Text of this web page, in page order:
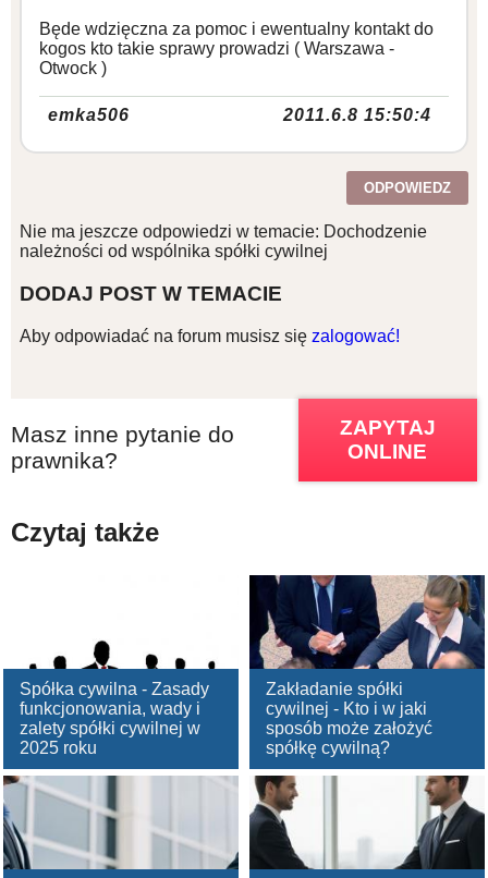
Będe wdzięczna za pomoc i ewentualny kontakt do
kogos kto takie sprawy prowadzi ( Warszawa -
Otwock )
emka506 2011.6.8 15:50:4
ODPOWIEDZ
Nie ma jeszcze odpowiedzi w temacie: Dochodzenie
należności od wspólnika spółki cywilnej
DODAJ POST W TEMACIE
Aby odpowiadać na forum musisz się zalogować!
Masz inne pytanie do
prawnika?
ZAPYTAJ
ONLINE
Czytaj także
Spółka cywilna - Zasady
funkcjonowania, wady i
zalety spółki cywilnej w
2025 roku
Zakładanie spółki
cywilnej - Kto i w jaki
sposób może założyć
spółkę cywilną?